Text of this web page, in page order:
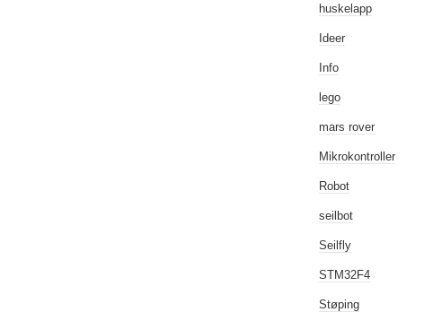
huskelapp
Ideer
Info
lego
mars rover
Mikrokontroller
Robot
seilbot
Seilfly
STM32F4
Støping